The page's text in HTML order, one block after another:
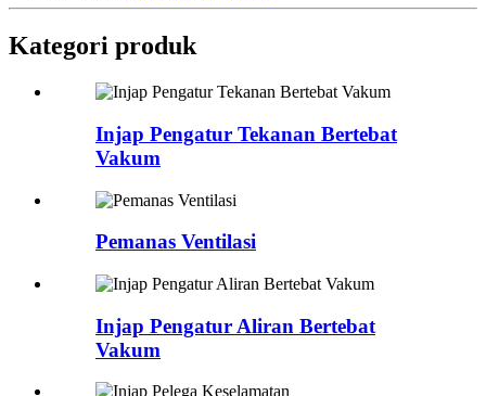
Kategori produk
Injap Pengatur Tekanan Bertebat
Vakum
Pemanas Ventilasi
Injap Pengatur Aliran Bertebat
Vakum